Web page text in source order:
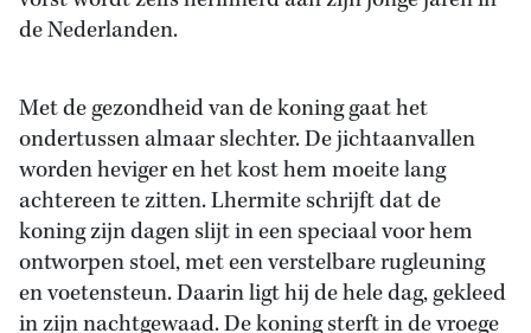
de Nederlanden.
Met de gezondheid van de koning gaat het
ondertussen almaar slechter. De jichtaanvallen
worden heviger en het kost hem moeite lang
achtereen te zitten. Lhermite schrijft dat de
koning zijn dagen slijt in een speciaal voor hem
ontworpen stoel, met een verstelbare rugleuning
en voetensteun. Daarin ligt hij de hele dag, gekleed
in zijn nachtgewaad. De koning sterft in de vroege